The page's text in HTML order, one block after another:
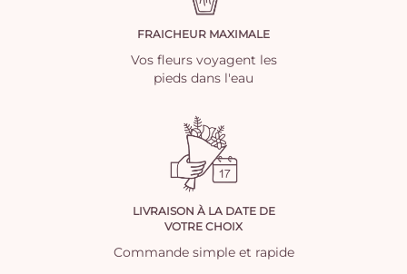
FRAICHEUR MAXIMALE
Vos fleurs voyagent les
pieds dans l'eau
LIVRAISON À LA DATE DE
VOTRE CHOIX
Commande simple et rapide